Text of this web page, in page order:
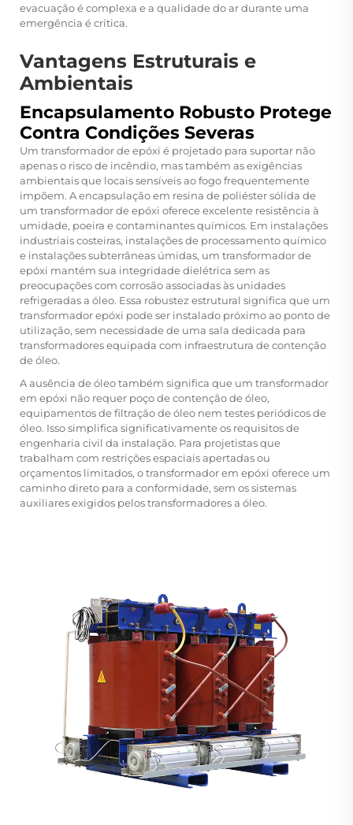
evacuação é complexa e a qualidade do ar durante uma
emergência é crítica.
Vantagens Estruturais e
Ambientais
Encapsulamento Robusto Protege
Contra Condições Severas
Um transformador de epóxi é projetado para suportar não
apenas o risco de incêndio, mas também as exigências
ambientais que locais sensíveis ao fogo frequentemente
impõem. A encapsulação em resina de poliéster sólida de
um transformador de epóxi oferece excelente resistência à
umidade, poeira e contaminantes químicos. Em instalações
industriais costeiras, instalações de processamento químico
e instalações subterrâneas úmidas, um transformador de
epóxi mantém sua integridade dielétrica sem as
preocupações com corrosão associadas às unidades
refrigeradas a óleo. Essa robustez estrutural significa que um
transformador epóxi pode ser instalado próximo ao ponto de
utilização, sem necessidade de uma sala dedicada para
transformadores equipada com infraestrutura de contenção
de óleo.
A ausência de óleo também significa que um transformador
em epóxi não requer poço de contenção de óleo,
equipamentos de filtração de óleo nem testes periódicos de
óleo. Isso simplifica significativamente os requisitos de
engenharia civil da instalação. Para projetistas que
trabalham com restrições espaciais apertadas ou
orçamentos limitados, o transformador em epóxi oferece um
caminho direto para a conformidade, sem os sistemas
auxiliares exigidos pelos transformadores a óleo.